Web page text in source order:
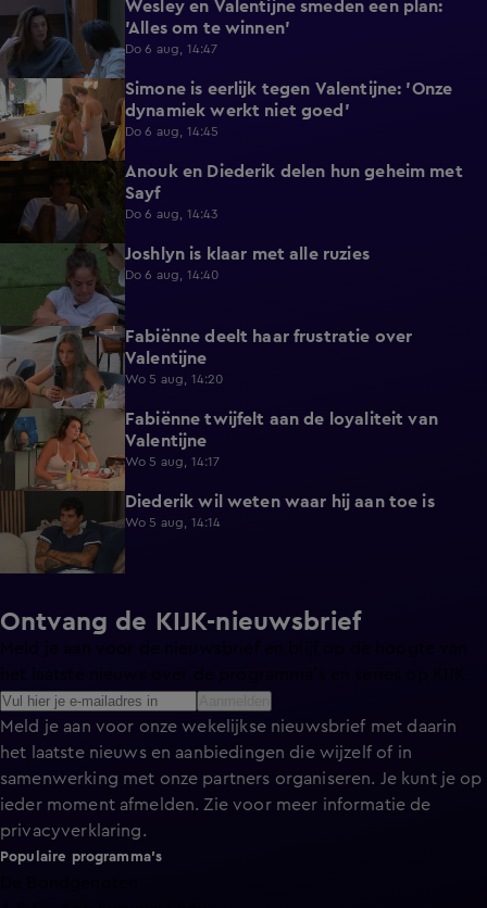
0:26
Wesley en Valentijne smeden een plan:
'Alles om te winnen'
Do 6 aug, 14:47
1:12
Simone is eerlijk tegen Valentijne: 'Onze
dynamiek werkt niet goed'
Do 6 aug, 14:45
0:48
Anouk en Diederik delen hun geheim met
Sayf
Do 6 aug, 14:43
Joshlyn is klaar met alle ruzies
Do 6 aug, 14:40
0:29
Fabiënne deelt haar frustratie over
Valentijne
Wo 5 aug, 14:20
0:58
Fabiënne twijfelt aan de loyaliteit van
Valentijne
Wo 5 aug, 14:17
Diederik wil weten waar hij aan toe is
Wo 5 aug, 14:14
Ontvang de KIJK-nieuwsbrief
Meld je aan voor onze wekelijkse nieuwsbrief met daarin
het laatste nieuws en aanbiedingen die wijzelf of in
samenwerking met onze partners organiseren. Je kunt je op
ieder moment afmelden. Zie voor meer informatie de
privacyverklaring.
Populaire programma's